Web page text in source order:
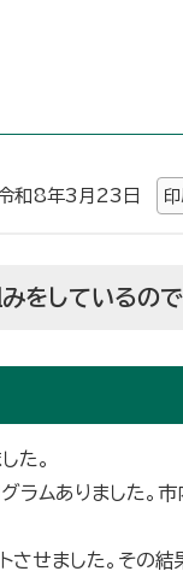
8年3月23日 印
をしているの
た。
ムありました。市
せました。その結